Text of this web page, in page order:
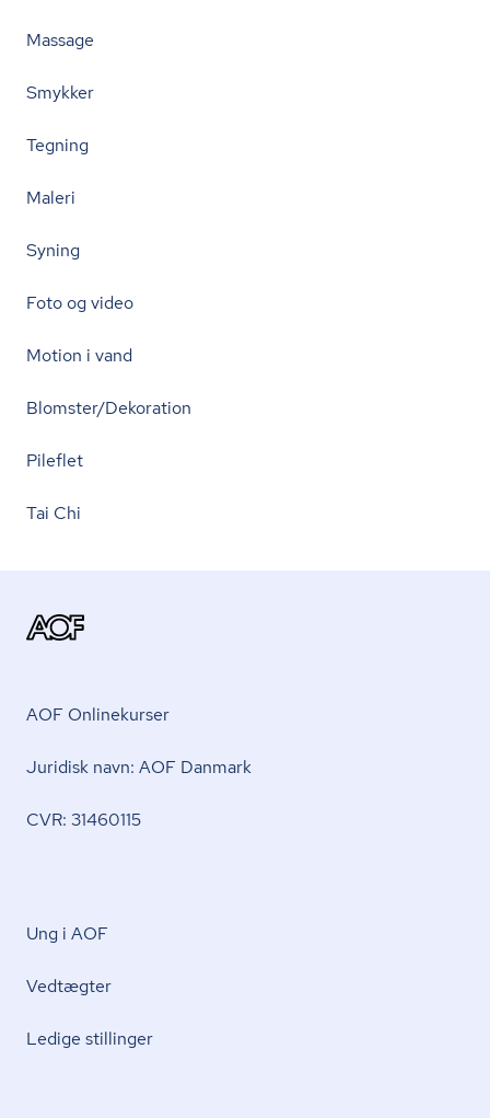
Massage
Smykker
Tegning
Maleri
Syning
Foto og video
Motion i vand
Blomster/Dekoration
Pileflet
Tai Chi
AOF Onlinekurser
Juridisk navn: AOF Danmark
CVR: 31460115
Ung i AOF
Vedtægter
Ledige stillinger